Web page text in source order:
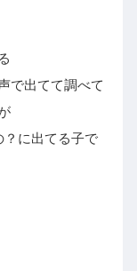
で出てて調べて
？に出てる子で